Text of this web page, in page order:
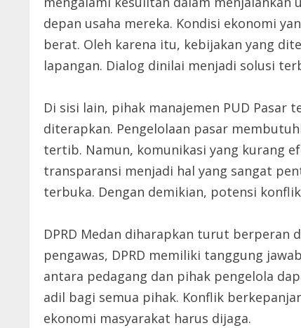
depan usaha mereka. Kondisi ekonomi
berat. Oleh karena itu, kebijakan yang
lapangan. Dialog dinilai menjadi solusi
Di sisi lain, pihak manajemen PUD Pasar
diterapkan. Pengelolaan pasar
tertib. Namun, komunikasi yang kurang
transparansi menjadi hal yang sangat
terbuka. Dengan demikian, potensi
DPRD Medan diharapkan turut berperan
pengawas, DPRD memiliki tanggung
antara pedagang dan pihak pengelola
adil bagi semua pihak. Konflik
ekonomi masyarakat harus dijaga.